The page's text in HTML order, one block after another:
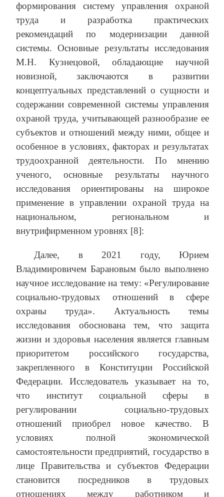
формирования систему управления охраной
труда и разработка практических
рекомендаций по модернизации данной
системы. Основные результаты исследования
М.Н. Кузнецовой, обладающие научной
новизной, заключаются в развитии
концептуальных представлений о сущности и
содержании современной системы управления
охраной труда, учитывающей разнообразие ее
субъектов и отношений между ними, общее и
особенное в условиях, факторах и результатах
трудоохранной деятельности. По мнению
ученого, основные результаты научного
исследования ориентированы на широкое
применение в управлении охраной труда на
национальном, региональном и
внутрифирменном уровнях [8]:
Далее, в 2021 году, Юрием
Владимировичем Барановым было выполнено
научное исследование на тему: «Регулирование
социально-трудовых отношений в сфере
охраны труда». Актуальность темы
исследования обоснована тем, что защита
жизни и здоровья населения является главным
приоритетом российского государства,
закрепленного в Конституции Российской
Федерации. Исследователь указывает на то,
что институт социальной сферы в
регулировании социально-трудовых
отношений приобрел новое качество. В
условиях полной экономической
самостоятельности предприятий, государство в
лице Правительства и субъектов Федерации
становится посредников в трудовых
отношениях между работником и